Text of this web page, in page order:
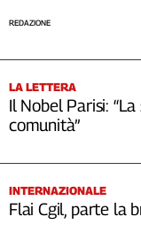
REDAZIONE
LA LETTERA
Il Nobel Parisi:
comunità”
INTERNAZIONALE
Flai Cgil, parte la